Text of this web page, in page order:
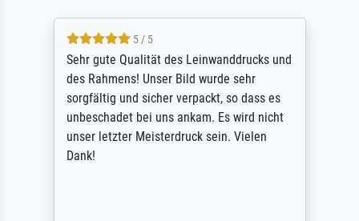
5 / 5
Sehr gute Qualität des Leinwanddrucks und
des Rahmens! Unser Bild wurde sehr
sorgfältig und sicher verpackt, so dass es
unbeschadet bei uns ankam. Es wird nicht
unser letzter Meisterdruck sein. Vielen
Dank!